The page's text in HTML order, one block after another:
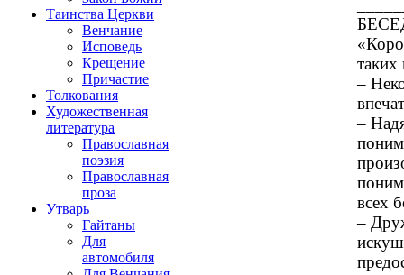
Таинства Церкви
Венчание
Исповедь
Крещение
Причастие
Толкования
Художественная
литература
Православная
поэзия
Православная
проза
Утварь
Гайтаны
Для
автомобиля
таких
–
–
всех
–